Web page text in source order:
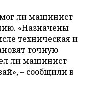
ли машинист
«Назначены
техническая и
точную
ли машинист
– сообщили в